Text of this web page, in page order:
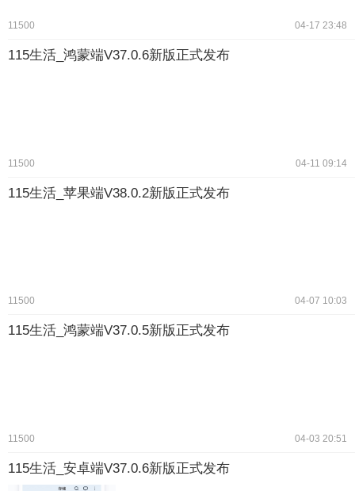
11500 04-17 23:48
115生活_鸿蒙端V37.0.6新版正式发布
11500 04-11 09:14
115生活_苹果端V38.0.2新版正式发布
11500 04-07 10:03
115生活_鸿蒙端V37.0.5新版正式发布
11500 04-03 20:51
115生活_安卓端V37.0.6新版正式发布